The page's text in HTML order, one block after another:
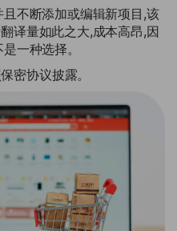
不断添加或编辑新项目,该
译量如此之大,成本高昂,因
一种选择。
密协议披露。